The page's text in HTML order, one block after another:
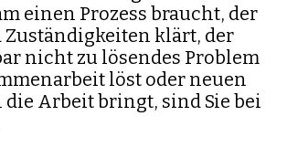
einen Prozess braucht, der
klärt, der
nicht zu lösendes Problem
löst oder neuen
die Arbeit bringt, sind Sie bei